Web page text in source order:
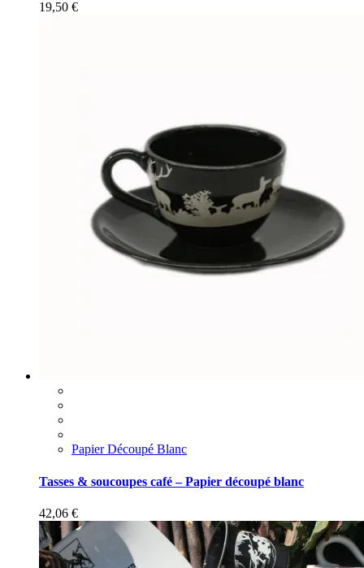
19,50 €
Papier Découpé Blanc
Tasses & soucoupes café – Papier découpé blanc
42,06 €